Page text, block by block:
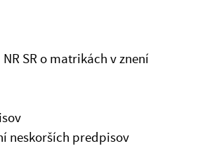
SR o matrikách v znení
neskorších predpisov